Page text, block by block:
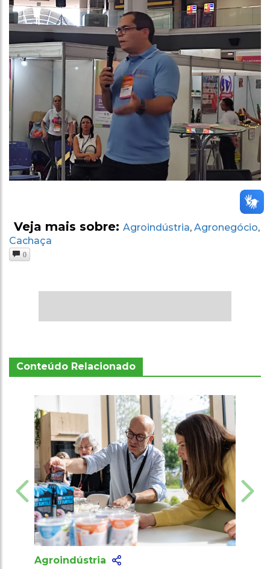
Veja mais sobre: Agroindústria, Agronegócio,
Cachaça
0
Conteúdo Relacionado
Agroindústria